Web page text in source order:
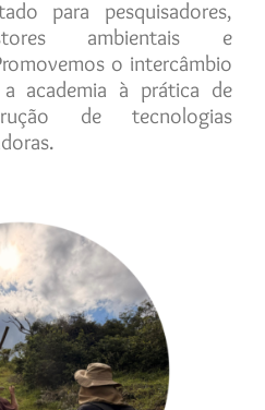
para pesquisadores,
ambientais e
o intercâmbio
academia à prática de
de tecnologias